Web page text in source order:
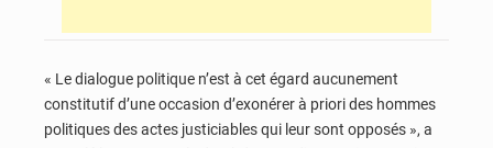
« Le dialogue politique n’est à cet égard aucunement
constitutif d’une occasion d’exonérer à priori des hommes
politiques des actes justiciables qui leur sont opposés », a